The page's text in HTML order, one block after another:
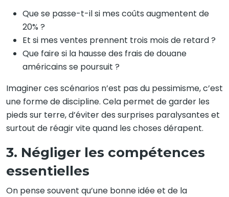
Que se passe-t-il si mes coûts augmentent de
20% ?
Et si mes ventes prennent trois mois de retard ?
Que faire si la hausse des frais de douane
américains se poursuit ?
Imaginer ces scénarios n’est pas du pessimisme, c’est
une forme de discipline. Cela permet de garder les
pieds sur terre, d’éviter des surprises paralysantes et
surtout de réagir vite quand les choses dérapent.
3. Négliger les compétences
essentielles
On pense souvent qu’une bonne idée et de la